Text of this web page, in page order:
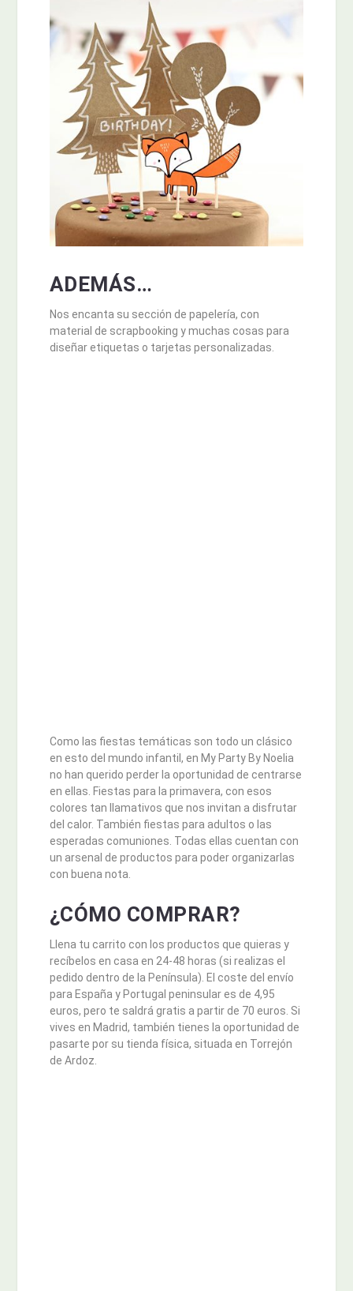
ADEMÁS…
Nos encanta su sección de papelería, con
material de scrapbooking y muchas cosas para
diseñar etiquetas o tarjetas personalizadas.
Como las fiestas temáticas son todo un clásico
en esto del mundo infantil, en My Party By Noelia
no han querido perder la oportunidad de centrarse
en ellas. Fiestas para la primavera, con esos
colores tan llamativos que nos invitan a disfrutar
del calor. También fiestas para adultos o las
esperadas comuniones. Todas ellas cuentan con
un arsenal de productos para poder organizarlas
con buena nota.
¿CÓMO COMPRAR?
Llena tu carrito con los productos que quieras y
recíbelos en casa en 24-48 horas (si realizas el
pedido dentro de la Península). El coste del envío
para España y Portugal peninsular es de 4,95
euros, pero te saldrá gratis a partir de 70 euros. Si
vives en Madrid, también tienes la oportunidad de
pasarte por su tienda física, situada en Torrejón
de Ardoz.